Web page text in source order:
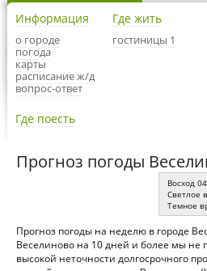
Информация
о городе
погода
карты
расписание ж/д
вопрос-ответ
Где жить
гостиницы 1
Где поесть
Прогноз погоды
Восход
Светлое
Темное
Прогноз погоды на неделю в городе
Веселиново на 10 дней и более мы не
высокой неточности долгосрочного